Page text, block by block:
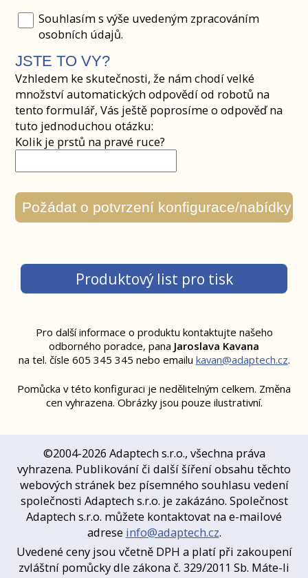
Souhlasím s výše uvedeným zpracováním
osobních údajů.
JSTE TO VY?
Vzhledem ke skutečnosti, že nám chodí velké
množství automatických odpovědí od robotů na
tento formulář, Vás ještě poprosíme o odpověď na
tuto jednoduchou otázku:
Kolik je prstů na pravé ruce?
Produktový list pro tisk
Pro další informace o produktu kontaktujte našeho
odborného poradce, pana Jaroslava Kavana
na tel. čísle 605 345 345 nebo emailu kavan@adaptech.cz.
Pomůcka v této konfiguraci je nedělitelným celkem. Změna
cen vyhrazena. Obrázky jsou pouze ilustrativní.
©2004-2026 Adaptech s.r.o., všechna práva
vyhrazena. Publikování či další šíření obsahu těchto
webových stránek bez písemného souhlasu vedení
společnosti Adaptech s.r.o. je zakázáno. Společnost
Adaptech s.r.o. můžete kontaktovat na e-mailové
adrese info@adaptech.cz.
Uvedené ceny jsou včetně DPH a platí při zakoupení
zvláštní pomůcky dle zákona č. 329/2011 Sb. Máte-li